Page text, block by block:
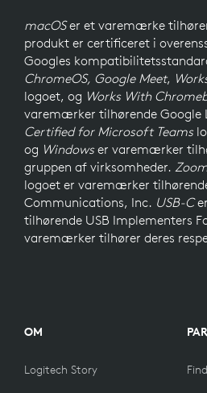
macOSer et varemærke
produkt er certificeret i
Googles
ChromeOS, Google Meet,
logoet, og Works With
varemærker tilhørende Google
Certified for Microsoft Teams
og Windowser varemærker
gruppen af virksomheder.
logoet er varemærker
Communications, Inc. USB-C
tilhørende USB Implementers
varemærker tilhører deres
OM
Logitech Story